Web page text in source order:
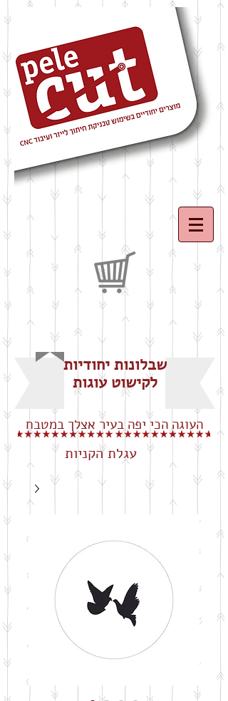
שבלונות יחודיות
לקישוט עוגות
העוגה הכי יפה בעיר אצלך במטבח
עגלת הקניות